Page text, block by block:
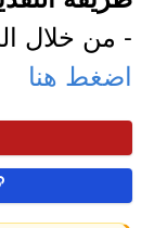
- من خلال
اضغط هنا